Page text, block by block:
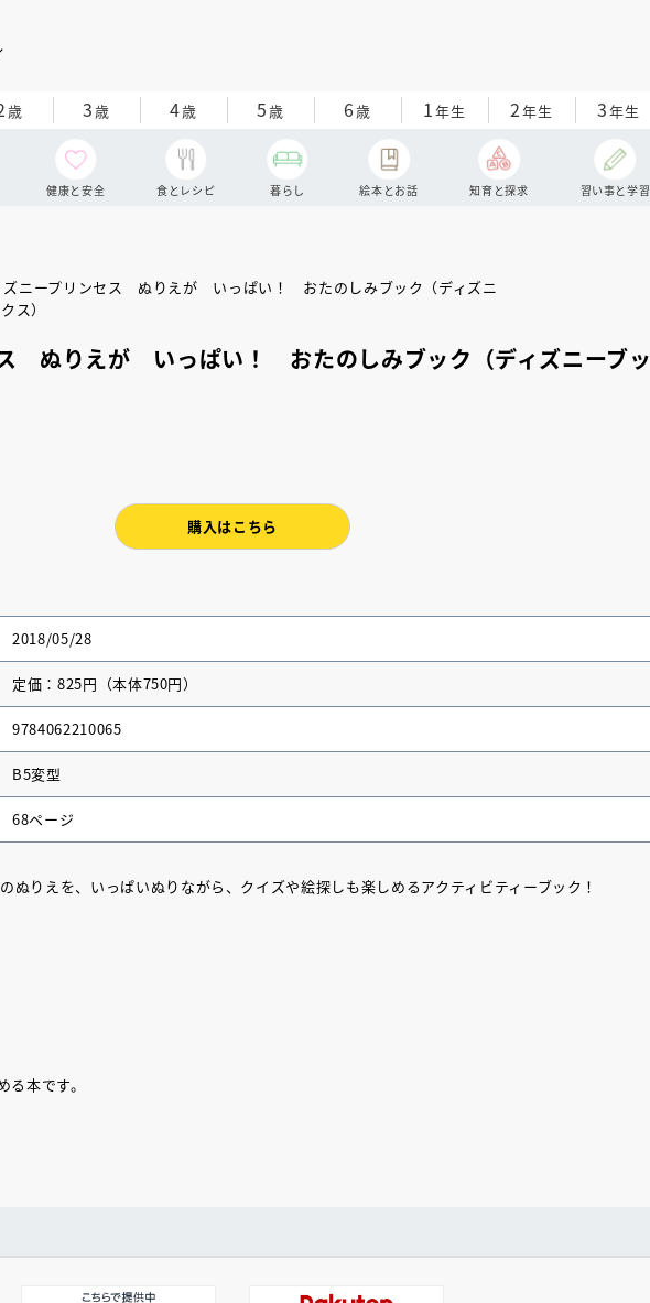
歳 3歳 4歳 5歳 6歳 1年生 2年生 3年生
健康と安全 食とレシピ 暮らし 絵本とお話 知育と探求 習い事と学習
ぬりえが いっぱい！ おたのしみブック（ディズニーブッ
購入はこちら
2018/05/28
定価：825円（本体750円）
9784062210065
B5変型
68ページ
ぬりえを、いっぱいぬりながら、クイズや絵探しも楽しめるアクティビティーブック！
本です。
『NO.６再会』（あさのあつこ）特設サ
フリースクールという選択